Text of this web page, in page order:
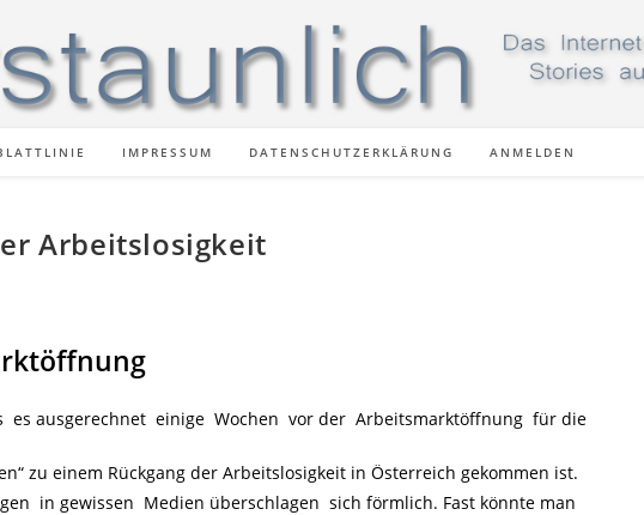
IMPRESSUM DATENSCHUTZERKLÄRUNG ANMELDEN
Arbeitslosigkeit
es ausgerechnet einige Wochen vor der Arbeitsmarktöffnung für die
zu einem Rückgang der Arbeitslosigkeit in Österreich gekommen ist.
in gewissen Medien überschlagen sich förmlich. Fast könnte man